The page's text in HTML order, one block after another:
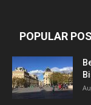
POPULAR